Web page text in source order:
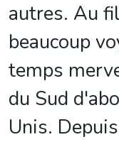
autres. Au
beaucoup
temps
du Sud
Unis.